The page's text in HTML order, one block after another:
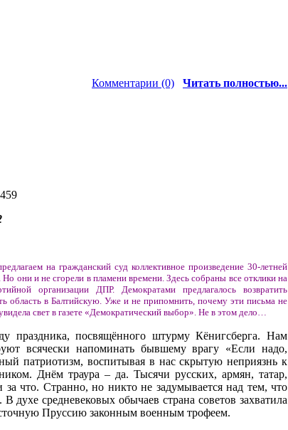
Комментарии (0) Читать полностью...
на гражданский суд коллективное произведение 30-летней
они и не сгорели в пламени времени. Здесь собраны все отклики на
организации ДПР. Демократами предлагалось возвратить
область в Балтийскую. Уже и не припомнить, почему эти письма не
свет в газете «Демократический выбор». Не в этом дело…
праздника, посвящённого штурму Кёнигсберга. Нам
всячески напоминать бывшему врагу «Если надо,
патриотизм, воспитывая в нас скрытую неприязнь к
Днём траура – да. Тысячи русских, армян, татар,
что. Странно, но никто не задумывается над тем, что
средневековых обычаев страна советов захватила
Пруссию законным военным трофеем.